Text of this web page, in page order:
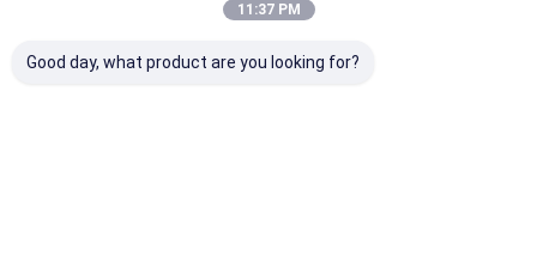
비행기 갈아타기 버스
11:37 PM
Good day, what product are you looking for?